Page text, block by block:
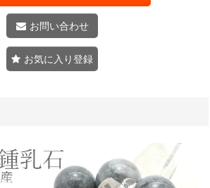
お問い合わせ
お気に入り登録